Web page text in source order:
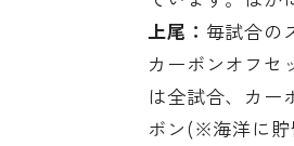
上尾： 毎試合の
カーボンオフセ
は全試合、カー
ボン(※海洋に貯